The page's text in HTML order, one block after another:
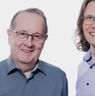
Grußwand
Jubiläumsalbum
Presse